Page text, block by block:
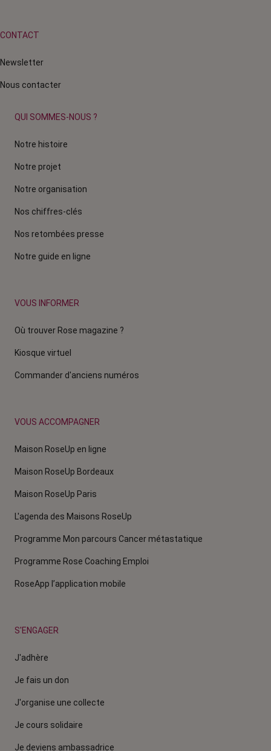
CONTACT
Newsletter
Nous contacter
QUI SOMMES-NOUS ?
Notre histoire
Notre projet
Notre organisation
Nos chiffres-clés
Nos retombées presse
Notre guide en ligne
VOUS INFORMER
Où trouver Rose magazine ?
Kiosque virtuel
Commander d'anciens numéros
VOUS ACCOMPAGNER
Maison RoseUp en ligne
Maison RoseUp Bordeaux
Maison RoseUp Paris
L'agenda des Maisons RoseUp
Programme Mon parcours Cancer métastatique
Programme Rose Coaching Emploi
RoseApp l’application mobile
S'ENGAGER
J'adhère
Je fais un don
J'organise une collecte
Je cours solidaire
Je deviens ambassadrice